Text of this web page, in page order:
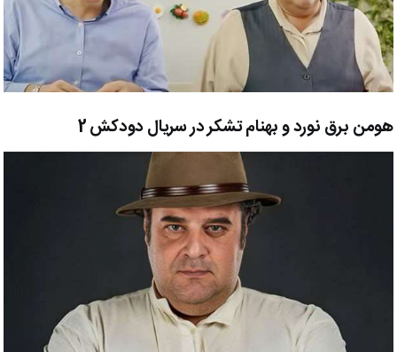
هومن برق نورد و بهنام تشکر در سریال دودکش 2